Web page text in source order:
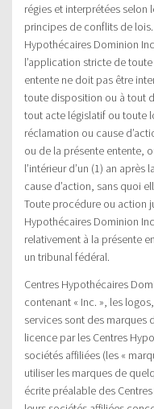
régies et interprétées selon
principes de conflits de lois.
Hypothécaires Dominion
l’application stricte de
entente ne doit pas être
toute disposition ou à tout
tout acte législatif ou toute
réclamation ou cause
ou de la présente entente,
l’intérieur d’un (1) an
cause d’action, sans quoi
Toute procédure ou action
Hypothécaires Dominion
relativement à la présente
un tribunal fédéral.
Centres Hypothécaires
contenant « Inc. », les
services sont des marques
licence par les Centres
sociétés affiliées (les «
utiliser les marques de
écrite préalable des